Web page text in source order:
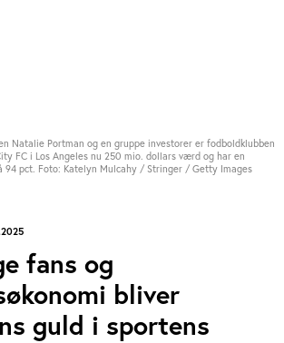
Natalie Portman og en gruppe investorer er fodboldklubben
FC i Los Angeles nu 250 mio. dollars værd og har en
94 pct. Foto: Katelyn Mulcahy / Stringer / Getty Images
fans og
bliver
guld i sportens